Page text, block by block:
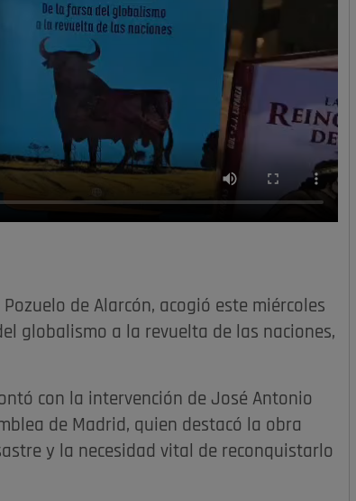
de Alarcón, acogió este miércoles
globalismo a la revuelta de las naciones,
con la intervención de José Antonio
de Madrid, quien destacó la obra
y la necesidad vital de reconquistarlo